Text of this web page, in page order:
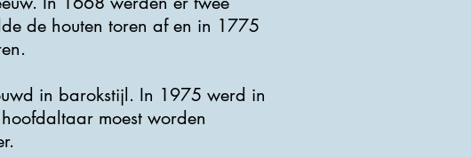
de houten toren af ​​en in 1775
in barokstijl. In 1975 werd in
moest worden